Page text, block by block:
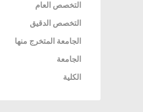
التخصص العام
التخصص الدقيق
الجامعة المتخرج منها
الجامعة
الكلية